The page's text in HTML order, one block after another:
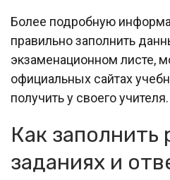
Более подробную
правильно заполнить
экзаменационном листе,
официальных сайтах
получить у своего учителя.
Как заполнить
заданиях и